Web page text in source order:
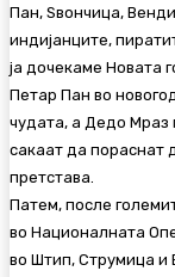
Пан, Ѕвончица,
индијанците,
ја дочекаме Новата
Петар Пан во
чудата, а Дедо Мраз
сакаат да пораснат
претстава.
Патем, после
во Националната
во Штип, Струмица и